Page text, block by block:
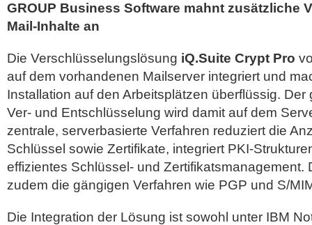
GROUP Business Software mahnt zusätzliche
Mail-Inhalte an
Die Verschlüsselungslösung iQ.Suite Crypt Pro
auf dem vorhandenen Mailserver integriert und
Installation auf den Arbeitsplätzen überflüssig.
Ver- und Entschlüsselung wird damit auf dem
zentrale, serverbasierte Verfahren reduziert die
Schlüssel sowie Zertifikate, integriert PKI-
effizientes Schlüssel- und Zertifikatsmanagement.
zudem die gängigen Verfahren wie PGP und S/
Die Integration der Lösung ist sowohl unter IBM